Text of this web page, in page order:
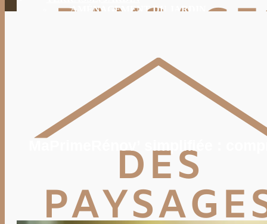
AMÉNAGEMENT DU JARDIN
VIE PRATIQUE
ENERGIE
TRAVAUX
DEVIS
Rechercher
Rechercher :